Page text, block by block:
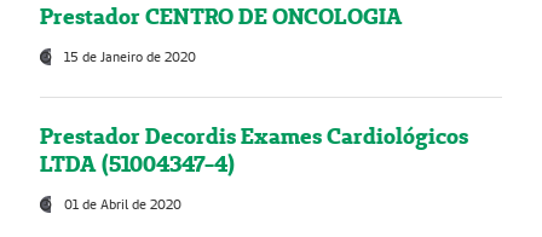
Prestador CENTRO DE ONCOLOGIA
15 de Janeiro de 2020
Prestador Decordis Exames Cardiológicos
LTDA (51004347-4)
01 de Abril de 2020